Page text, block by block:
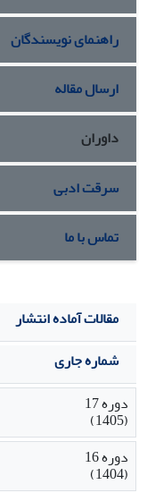
نشان داد (p< 0.001).
فعالیت آنزیم‫های آنتی اکسیدانتی را کاهش دهد.
راهنمای نویسندگان
ارسال مقاله
داوران
سرقت ادبی
تماس با ما
مقالات آماده انتشار
شماره جاری
دوره 17
(1405)
دوره 16
(1404)